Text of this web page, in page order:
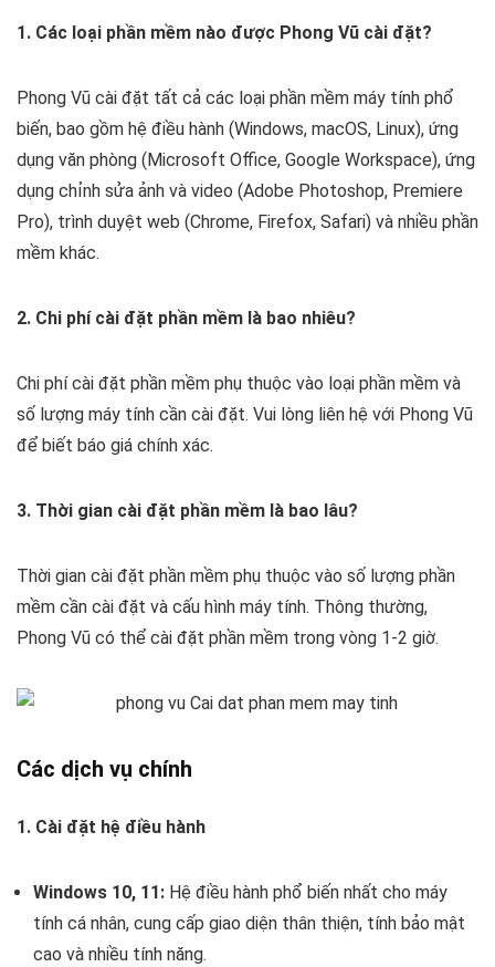
1. Các loại phần mềm nào được Phong Vũ cài đặt?
Phong Vũ cài đặt tất cả các loại phần mềm máy tính phổ
biến, bao gồm hệ điều hành (Windows, macOS, Linux), ứng
dụng văn phòng (Microsoft Office, Google Workspace), ứng
dụng chỉnh sửa ảnh và video (Adobe Photoshop, Premiere
Pro), trình duyệt web (Chrome, Firefox, Safari) và nhiều phần
mềm khác.
2. Chi phí cài đặt phần mềm là bao nhiêu?
Chi phí cài đặt phần mềm phụ thuộc vào loại phần mềm và
số lượng máy tính cần cài đặt. Vui lòng liên hệ với Phong Vũ
để biết báo giá chính xác.
3. Thời gian cài đặt phần mềm là bao lâu?
Thời gian cài đặt phần mềm phụ thuộc vào số lượng phần
mềm cần cài đặt và cấu hình máy tính. Thông thường,
Phong Vũ có thể cài đặt phần mềm trong vòng 1-2 giờ.
Các dịch vụ chính
1. Cài đặt hệ điều hành
Windows 10, 11: Hệ điều hành phổ biến nhất cho máy
tính cá nhân, cung cấp giao diện thân thiện, tính bảo mật
cao và nhiều tính năng.